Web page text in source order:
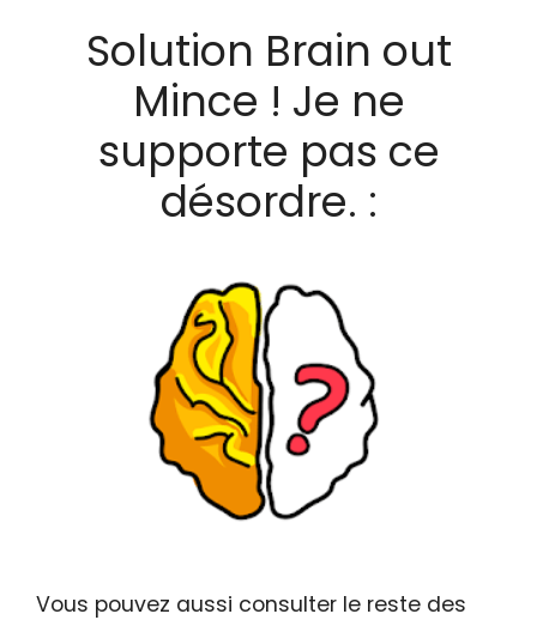
Solution Brain out
Mince ! Je ne
supporte pas ce
désordre. :
Vous pouvez aussi consulter le reste des